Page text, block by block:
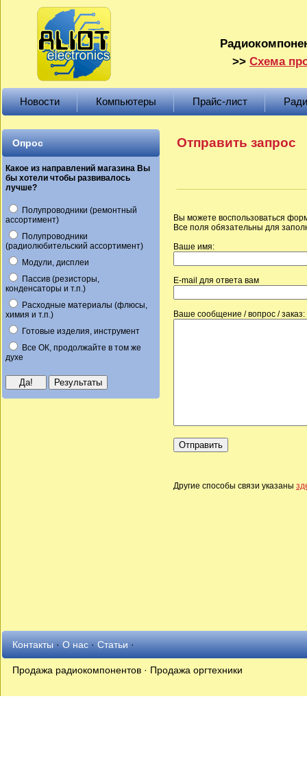
>> Схема
Новости Компьютеры Прайс-лист
Опрос
Какое из направлений магазина Вы
бы хотели чтобы развивалось
лучше?
Полупроводники (ремонтный
ассортимент)
Полупроводники
(радиолюбительский ассортимент)
Модули, дисплеи
Пассив (резисторы,
конденсаторы и т.п.)
Расходные материалы (флюсы,
химия и т.п.)
Готовые изделия, инструмент
Все ОК, продолжайте в том же
духе
Отправить запрос
Вы можете воспользоваться
Все поля обязательны для
Ваше имя:
E-mail для ответа вам
Ваше сообщение / вопрос / заказ:
Другие способы связи указаны
Контакты·О нас·Статьи·
Продажа радиокомпонентов · Продажа оргтехники